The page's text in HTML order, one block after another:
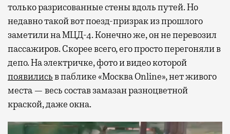
только разрисованные стены вдоль путей. Но
недавно такой вот поезд-призрак из прошлого
заметили на МЦД-4. Конечно же, он не перевозил
пассажиров. Скорее всего, его просто перегоняли в
депо.На электричке, фото и видео которой
появилисьв паблике «Москва Online», нет живого
места — весь состав замазан разноцветной
краской, даже окна.
Видеоплеер